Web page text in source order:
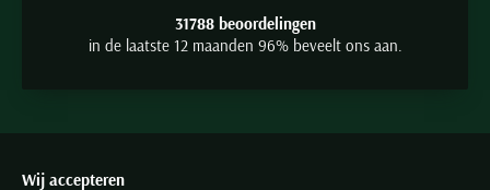
31788 beoordelingen
in de laatste 12 maanden 96% beveelt ons aan.
Wij accepteren